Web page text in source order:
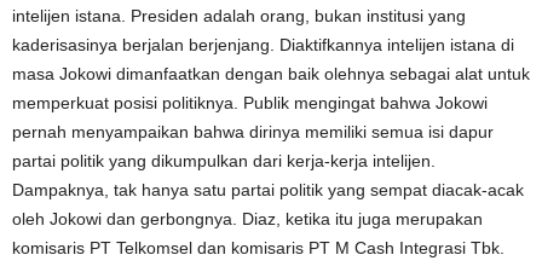
intelijen istana. Presiden adalah orang, bukan institusi yang
kaderisasinya berjalan berjenjang. Diaktifkannya intelijen istana di
masa Jokowi dimanfaatkan dengan baik olehnya sebagai alat untuk
memperkuat posisi politiknya. Publik mengingat bahwa Jokowi
pernah menyampaikan bahwa dirinya memiliki semua isi dapur
partai politik yang dikumpulkan dari kerja-kerja intelijen.
Dampaknya, tak hanya satu partai politik yang sempat diacak-acak
oleh Jokowi dan gerbongnya. Diaz, ketika itu juga merupakan
komisaris PT Telkomsel dan komisaris PT M Cash Integrasi Tbk.